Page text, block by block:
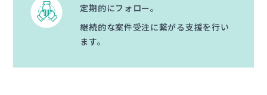
定期的にフォロー。
継続的な案件受注に繋がる支援を行い
ます。